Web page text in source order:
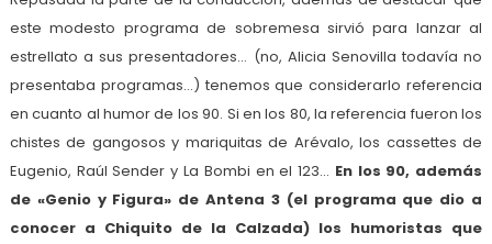
este modesto programa de sobremesa sirvió para lanzar al
estrellato a sus presentadores… (no, Alicia Senovilla todavía no
presentaba programas…) tenemos que considerarlo referencia
en cuanto al humor de los 90. Si en los 80, la referencia fueron los
chistes de gangosos y mariquitas de Arévalo, los cassettes de
Eugenio, Raúl Sender y La Bombi en el 123… En los 90, además
de «Genio y Figura» de Antena 3 (el programa que dio a
conocer a Chiquito de la Calzada) los humoristas que